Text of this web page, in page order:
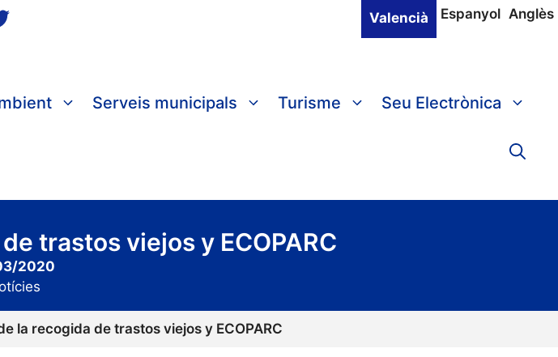
Valencià Espanyol Anglès
Serveis municipals Turisme Seu Electrònica
trastos viejos y ECOPARC
2020
la recogida de trastos viejos y ECOPARC